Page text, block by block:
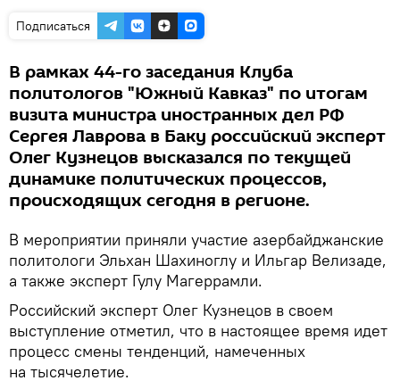
Подписаться
В рамках 44-го заседания Клуба
политологов "Южный Кавказ" по итогам
визита министра иностранных дел РФ
Сергея Лаврова в Баку российский эксперт
Олег Кузнецов высказался по текущей
динамике политических процессов,
происходящих сегодня в регионе.
В мероприятии приняли участие азербайджанские
политологи Эльхан Шахиноглу и Ильгар Велизаде,
а также эксперт Гулу Магеррамли.
Российский эксперт Олег Кузнецов в своем
выступление отметил, что в настоящее время идет
процесс смены тенденций, намеченных
на тысячелетие.